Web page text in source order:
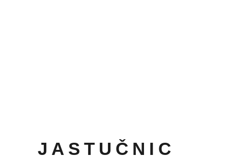
JASTUČNIC